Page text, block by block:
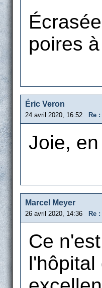
poires
Éric Veron
24 avril 2020, 16:52 Re
Joie,
Marcel Meyer
26 avril 2020, 14:36 Re
Ce
l'hôpital